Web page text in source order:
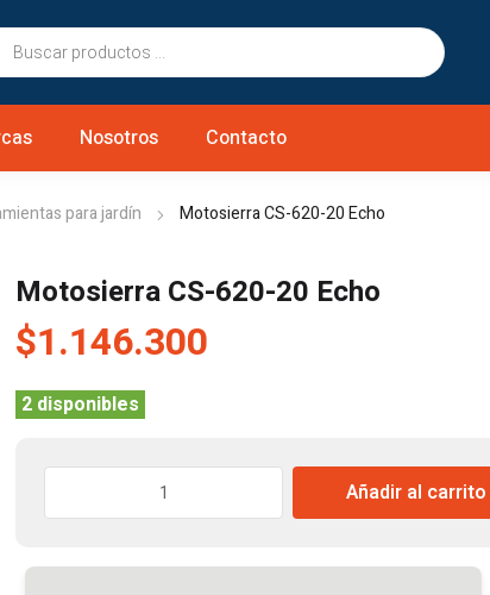
Nosotros Contacto
para jardín Motosierra CS-620-20 Echo
Motosierra CS-620-20 Echo
$1.146.300
2 disponibles
Añadir al carrito